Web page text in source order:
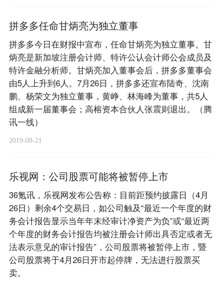
拼多多任命甘炳亮为独立董事
拼多多今日在财报中宣布，任命甘炳亮为独立董事。甘
炳亮是新加坡注册会计师、特许公认会计师公会成员及
特许金融分析师。甘炳亮加入董事会后，拼多多董事会
由5人上升到6人。7月26日，拼多多还宣布陆奇、沈南
鹏、杨荣文为独立董事，黄峥、林海峰为董事，共5人
组成新一届董事会；高榕资本合伙人张震则退出。（腾
讯一线）
2019-08-21
乐视网：公司股票可能将被暂停上市
36氪讯，乐视网发布公告称：目前距预约披露日（4月
26日）剩余4个交易日，如公司触及“最近一个年度的财
务会计报告显示当年年末经审计净资产为负”或“最近两
个年度的财务会计报告均被注册会计师出具否定或者无
法表示意见的审计报告”，公司股票将被暂停上市，暨
公司股票将于4月26日开市起停牌，无法进行股票买
卖。